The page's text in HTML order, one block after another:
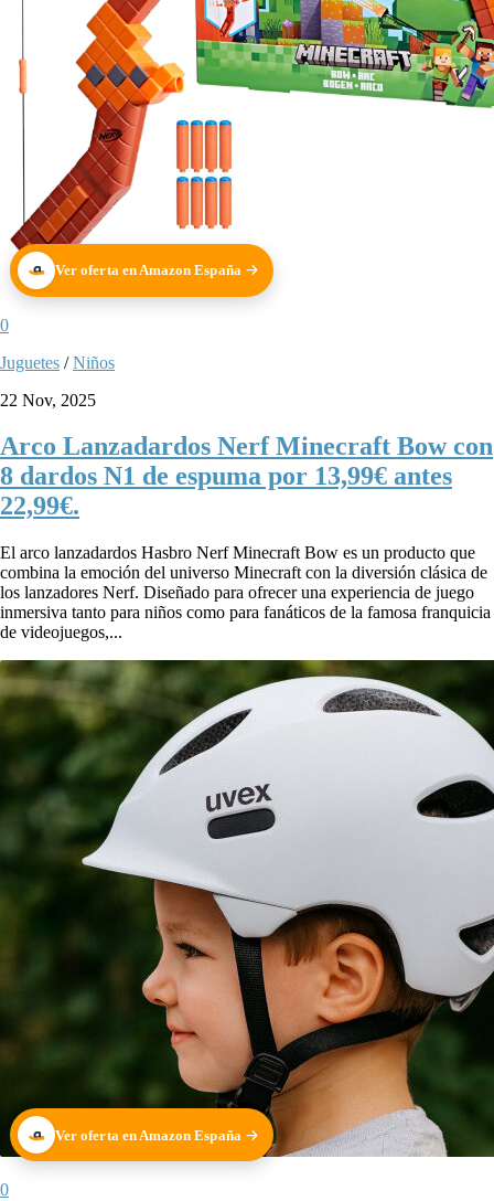
Ver oferta en Amazon España
0
Juguetes /Niños
22 Nov, 2025
Arco Lanzadardos Nerf Minecraft Bow con
8 dardos N1 de espuma por 13,99€ antes
22,99€.
El arco lanzadardos Hasbro Nerf Minecraft Bow es un producto que
combina la emoción del universo Minecraft con la diversión clásica de
los lanzadores Nerf. Diseñado para ofrecer una experiencia de juego
inmersiva tanto para niños como para fanáticos de la famosa franquicia
de videojuegos,...
Ver oferta en Amazon España
0